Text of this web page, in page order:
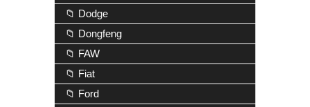
📁 Dodge
📁 Dongfeng
📁 FAW
📁 Fiat
📁 Ford